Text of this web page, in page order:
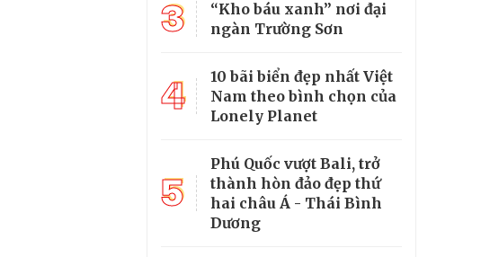
3
“Kho báu xanh” nơi đại
ngàn Trường Sơn
4
10 bãi biển đẹp nhất Việt
Nam theo bình chọn của
Lonely Planet
5
Phú Quốc vượt Bali, trở
thành hòn đảo đẹp thứ
hai châu Á - Thái Bình
Dương